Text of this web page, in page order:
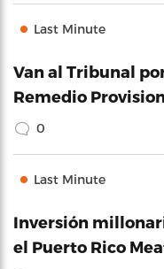
Last Minute
Van al Tribunal
Remedio
0
Last Minute
Inversión
el Puerto Rico